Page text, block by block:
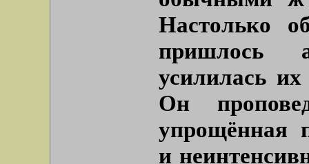
Настолько
пришлось
усилилась
Он
упрощённая
и